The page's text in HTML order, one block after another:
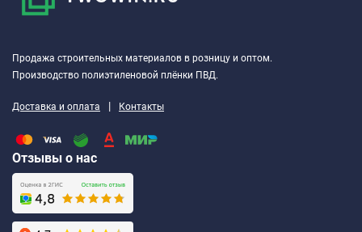
Продажа строительных материалов в розницу и оптом.
Производство полиэтиленовой плёнки ПВД.
Доставка и оплата | Контакты
Отзывы о нас